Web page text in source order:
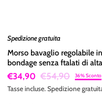
Spedizione gratuita
Morso bavaglio regolabile
bondage senza ftalati di
€34,90 €54,90 36% Sconto
Tasse incluse.Spedizione